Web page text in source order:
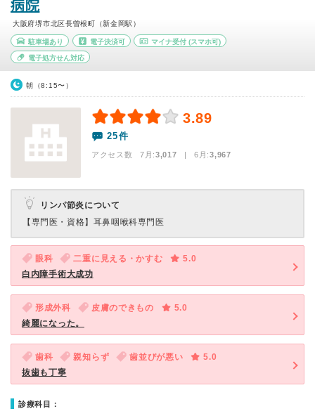
病院
大阪府堺市北区長曽根町（新金岡駅）
駐車場あり 電子決済可 マイナ受付 (スマホ可)
電子処方せん対応
朝（8:15〜）
3.89
25件
アクセス数 7月:3,017 | 6月:3,967
リンパ節炎について
【専門医・資格】 耳鼻咽喉科専門医
眼科 二重に見える・かすむ
5.0
白内障手術大成功
形成外科 皮膚のできもの
5.0
綺麗になった。
歯科 親知らず 歯並びが悪い
5.0
抜歯も丁寧
診療科目：